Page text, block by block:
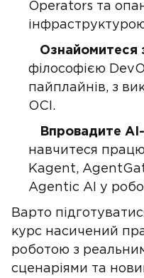
Operators та
Ознайомитеся
філософією
пайплайнів, з
OCI.
Впровадите
навчитеся
Kagent,
Agentic AI у
Варто
курс насичений
роботою з
сценаріями та